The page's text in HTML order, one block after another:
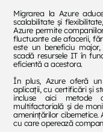
Migrarea la Azure
scalabilitate și
Azure permite
fluctuante ale afacerii,
este un beneficiu
scadă resursele IT în
eficientă a acestora.
În plus, Azure oferă
aplicații, cu certificări și
incluse aici metode
multifactorială și de
amenințărilor cibernetice.
cu care operează